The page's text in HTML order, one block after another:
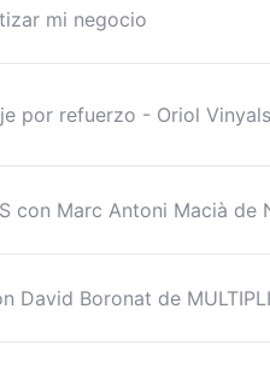
mi negocio
por refuerzo - Oriol
con Marc Antoni Macià de
David Boronat de